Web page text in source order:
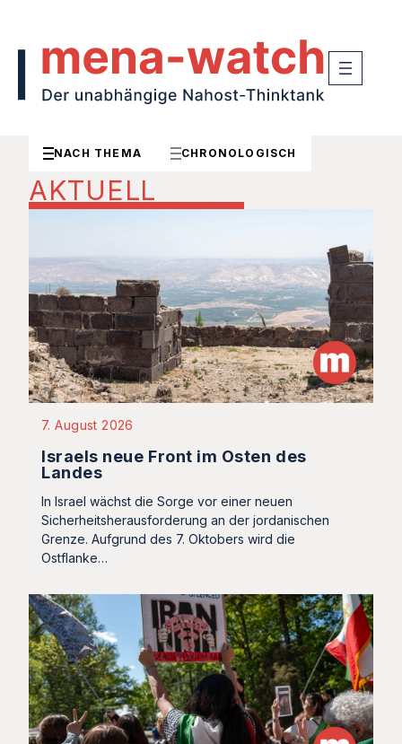
NACH THEMA CHRONOLOGISCH
AKTUELL
7. August 2026
Israels neue Front im Osten des
Landes
In Israel wächst die Sorge vor einer neuen
Sicherheitsherausforderung an der jordanischen
Grenze. Aufgrund des 7. Oktobers wird die
Ostflanke…